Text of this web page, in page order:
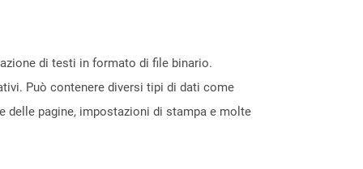
di testi in formato di file binario.
Può contenere diversi tipi di dati come
delle pagine, impostazioni di stampa e molte